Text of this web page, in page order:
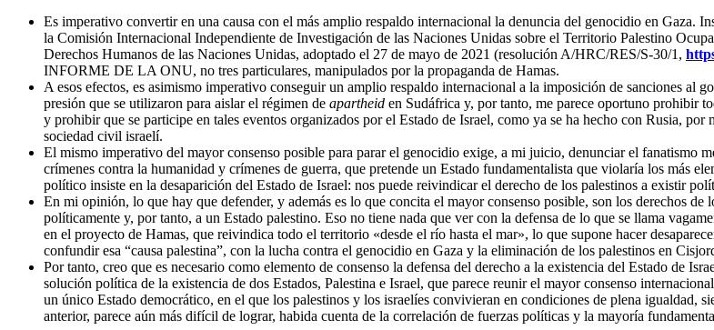
Es imperativo convertir en una causa con el más amplio respaldo internacional la denuncia del genocidio en Gaza.
la Comisión Internacional Independiente de Investigación de las Naciones Unidas sobre el Territorio Palestino
Derechos Humanos de las Naciones Unidas, adoptado el 27 de mayo de 2021 (resolución A/HRC/RES/S-30/1,
INFORME DE LA ONU, no tres particulares, manipulados por la propaganda de Hamas.
A esos efectos, es asimismo imperativo conseguir un amplio respaldo internacional a la imposición de sanciones al
presión que se utilizaron para aislar el régimen de apartheid en Sudáfrica y, por tanto, me parece oportuno prohibir
y prohibir que se participe en tales eventos organizados por el Estado de Israel, como ya se ha hecho con Rusia,
sociedad civil israelí.
El mismo imperativo del mayor consenso posible para parar el genocidio exige, a mi juicio, denunciar el fanatismo
crímenes contra la humanidad y crímenes de guerra, que pretende un Estado fundamentalista que violaría los más
político insiste en la desaparición del Estado de Israel: nos puede reivindicar el derecho de los palestinos a existir
En mi opinión, lo que hay que defender, y además es lo que concita el mayor consenso posible, son los derechos
políticamente y, por tanto, a un Estado palestino. Eso no tiene nada que ver con la defensa de lo que se llama
en el proyecto de Hamas, que reivindica todo el territorio «desde el río hasta el mar», lo que supone hacer
confundir esa “causa palestina”, con la lucha contra el genocidio en Gaza y la eliminación de los palestinos en
Por tanto, creo que es necesario como elemento de consenso la defensa del derecho a la existencia del Estado de
solución política de la existencia de dos Estados, Palestina e Israel, que parece reunir el mayor consenso
un único Estado democrático, en el que los palestinos y los israelíes convivieran en condiciones de plena igualdad,
anterior, parece aún más difícil de lograr, habida cuenta de la correlación de fuerzas políticas y la mayoría